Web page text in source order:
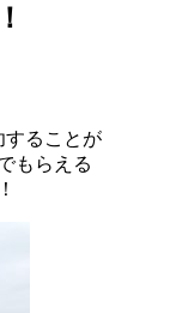
することが
もらえる